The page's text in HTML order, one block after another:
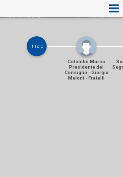
Inizio
Colombo Marco
Presidente del
Consiglio - Giorgia
Meloni - Fratelli